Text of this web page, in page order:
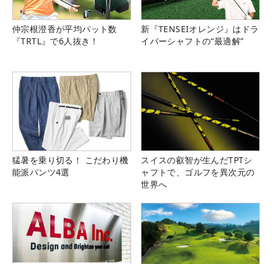
仲宗根澄香が平均パット数
『TRTL』で6人抜き！
新『TENSEIオレンジ』はドラ
イバーシャフトの“最適解”
猛暑を乗り切る！ こだわり機
能派パンツ4選
スイスの叡智が生んだTPTシ
ャフトで、ゴルフを異次元の
世界へ